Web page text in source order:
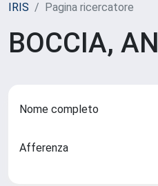
IRIS Pagina ricercatore
BOCCIA,
Nome completo
Afferenza